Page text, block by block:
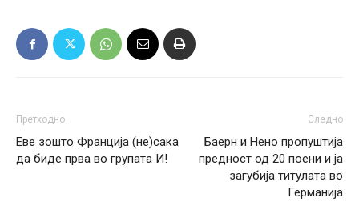
Претходно
Еве зошто Франција (не)сака
да биде прва во групата И!
Следно
Баерн и Нено пропуштија
предност од 20 поени и ја
загубија титулата во
Германија